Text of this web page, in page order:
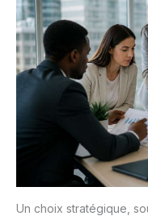
Un choix stratégique,